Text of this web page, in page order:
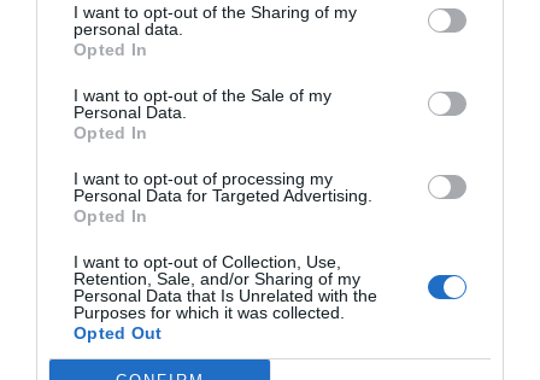
I want to opt-out of the Sharing of my
personal data.
Opted In
I want to opt-out of the Sale of my
Personal Data.
Opted In
I want to opt-out of processing my
Personal Data for Targeted Advertising.
Opted In
I want to opt-out of Collection, Use,
Retention, Sale, and/or Sharing of my
Personal Data that Is Unrelated with the
Purposes for which it was collected.
Opted Out
nacional e internacional. Mercè también es
Miembro del Consejo Asesor del Beauty Cluster.
Iniciar sesión